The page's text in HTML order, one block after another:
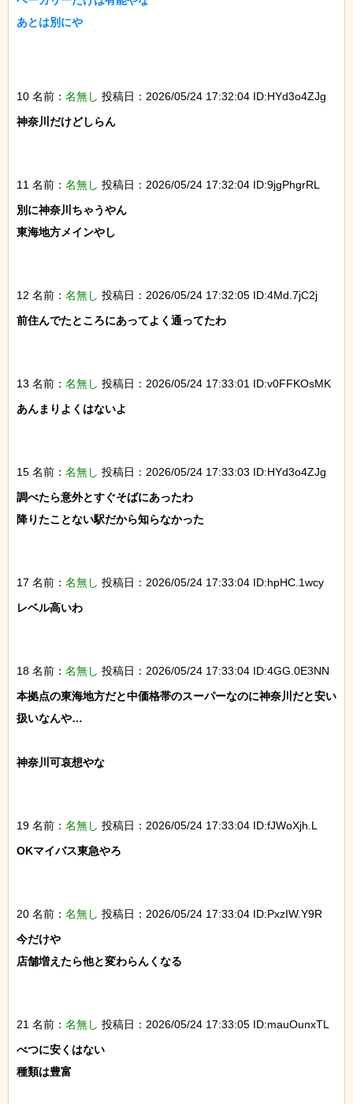
あとは別にや
10 名前： 名無し 投稿日：2026/05/24 17:32:04 ID:HYd3o4ZJg
神奈川だけどしらん
11 名前： 名無し 投稿日：2026/05/24 17:32:04 ID:9jgPhgrRL
別に神奈川ちゃうやん
東海地方メインやし
12 名前： 名無し 投稿日：2026/05/24 17:32:05 ID:4Md.7jC2j
前住んでたところにあってよく通ってたわ
13 名前： 名無し 投稿日：2026/05/24 17:33:01 ID:v0FFKOsMK
あんまりよくはないよ
15 名前： 名無し 投稿日：2026/05/24 17:33:03 ID:HYd3o4ZJg
調べたら意外とすぐそばにあったわ
降りたことない駅だから知らなかった
17 名前： 名無し 投稿日：2026/05/24 17:33:04 ID:hpHC.1wcy
レベル高いわ
18 名前： 名無し 投稿日：2026/05/24 17:33:04 ID:4GG.0E3NN
本拠点の東海地方だと中価格帯のスーパーなのに神奈川だと安い
扱いなんや…
神奈川可哀想やな
19 名前： 名無し 投稿日：2026/05/24 17:33:04 ID:fJWoXjh.L
OKマイバス東急やろ
20 名前： 名無し 投稿日：2026/05/24 17:33:04 ID:PxzIW.Y9R
今だけや
店舗増えたら他と変わらんくなる
21 名前： 名無し 投稿日：2026/05/24 17:33:05 ID:mauOunxTL
べつに安くはない
種類は豊富